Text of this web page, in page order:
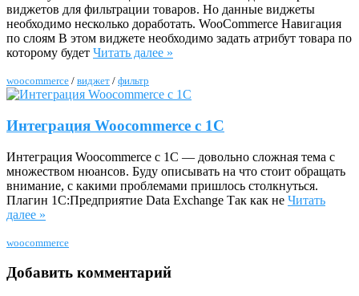
виджетов для фильтрации товаров. Но данные виджеты
необходимо несколько доработать. WooCommerce Навигация
по слоям В этом виджете необходимо задать атрибут товара по
которому будет Читать далее »
woocommerce / виджет / фильтр
Интеграция Woocommerce с 1С
Интеграция Woocommerce с 1С — довольно сложная тема с
множеством нюансов. Буду описывать на что стоит обращать
внимание, с какими проблемами пришлось столкнуться.
Плагин 1С:Предприятие Data Exchange Так как не Читать
далее »
woocommerce
Добавить комментарий